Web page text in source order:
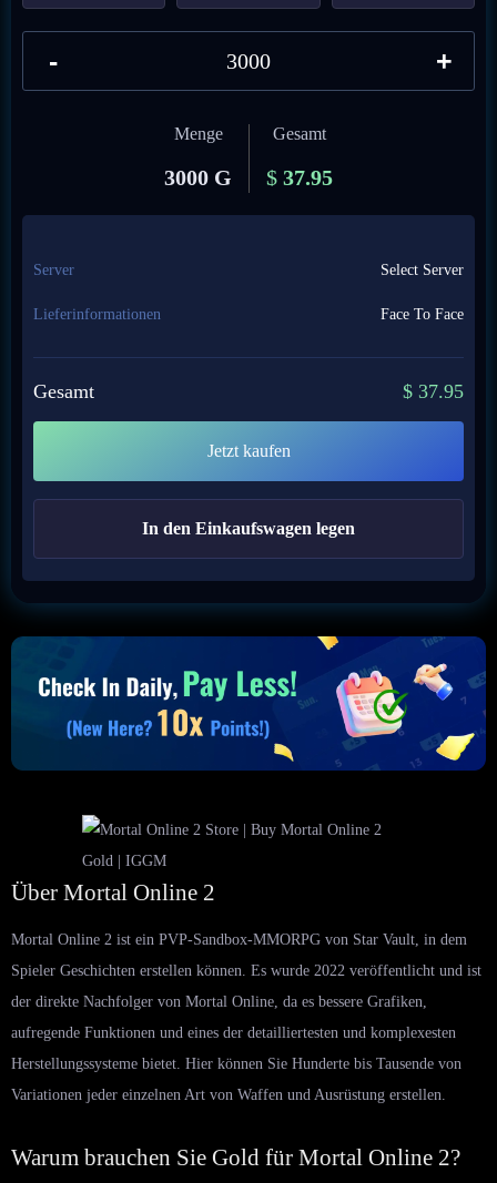
- +
Menge
3000 G
Gesamt
$ 37.95
Server Select Server
Lieferinformationen Face To Face
Gesamt $ 37.95
Jetzt kaufen
In den Einkaufswagen legen
Über Mortal Online 2
Mortal Online 2 ist ein PVP-Sandbox-MMORPG von Star Vault, in dem
Spieler Geschichten erstellen können. Es wurde 2022 veröffentlicht und ist
der direkte Nachfolger von Mortal Online, da es bessere Grafiken,
aufregende Funktionen und eines der detailliertesten und komplexesten
Herstellungssysteme bietet. Hier können Sie Hunderte bis Tausende von
Variationen jeder einzelnen Art von Waffen und Ausrüstung erstellen.
Warum brauchen Sie Gold für Mortal Online 2?